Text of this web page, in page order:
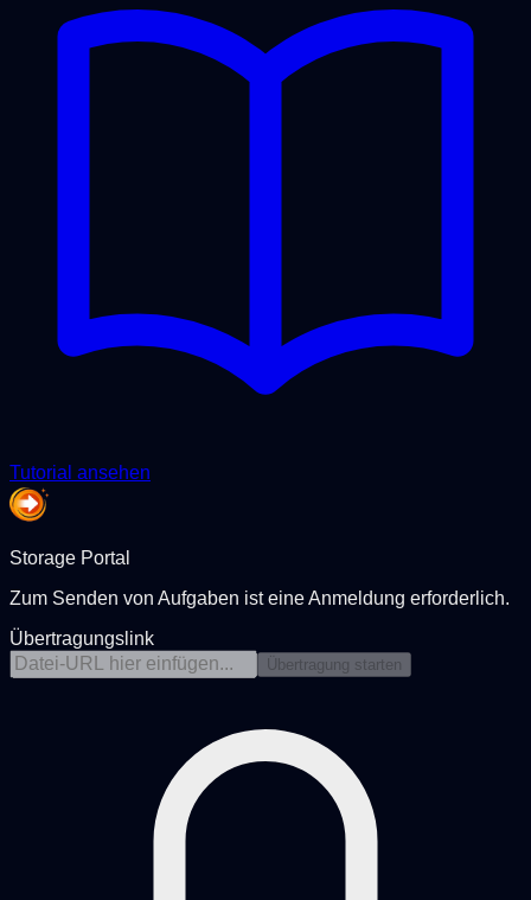
Tutorial ansehen
Storage Portal
Zum Senden von Aufgaben ist eine Anmeldung erforderlich.
Übertragungslink
Übertragung starten